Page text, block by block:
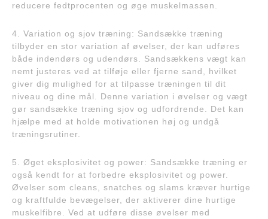
reducere fedtprocenten og øge muskelmassen.
4. Variation og sjov træning: Sandsække træning
tilbyder en stor variation af øvelser, der kan udføres
både indendørs og udendørs. Sandsækkens vægt kan
nemt justeres ved at tilføje eller fjerne sand, hvilket
giver dig mulighed for at tilpasse træningen til dit
niveau og dine mål. Denne variation i øvelser og vægt
gør sandsække træning sjov og udfordrende. Det kan
hjælpe med at holde motivationen høj og undgå
træningsrutiner.
5. Øget eksplosivitet og power: Sandsække træning er
også kendt for at forbedre eksplosivitet og power.
Øvelser som cleans, snatches og slams kræver hurtige
og kraftfulde bevægelser, der aktiverer dine hurtige
muskelfibre. Ved at udføre disse øvelser med